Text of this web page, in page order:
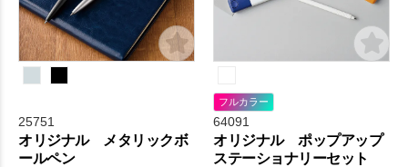
25751
オリジナル メタリックボ
ールペン
フルカラー
64091
オリジナル ポップアップ
ステーショナリーセット